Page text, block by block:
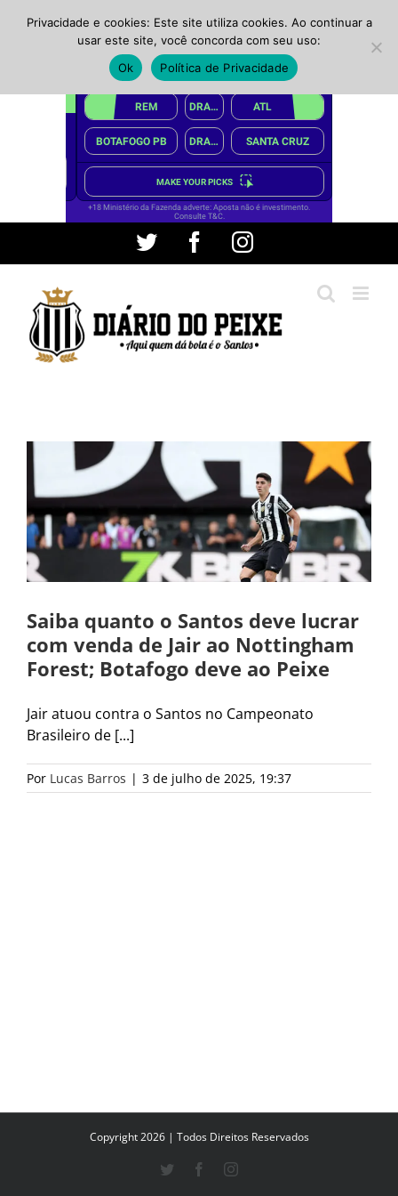
conteúdo
Twitter FacebookInstagram
Saiba quanto o Santos deve lucrar
com venda de Jair ao Nottingham
Forest; Botafogo deve ao Peixe
Jair atuou contra o Santos no Campeonato
Brasileiro de [...]
Por Lucas Barros | 3 de julho de 2025, 19:37
Copyright 2026 | Todos Direitos Reservados
Twitter FacebookInstagram
Privacidade e cookies: Este site utiliza cookies. Ao continuar a
usar este site, você concorda com seu uso:
Ok
Política de Privacidade